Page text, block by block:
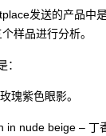
发送的产品中
样品进行分析。
瑰紫色眼影。
nude beige – 丁